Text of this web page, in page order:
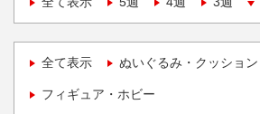
全て表示 ぬいぐるみ・クッション
フィギュア・ホビー